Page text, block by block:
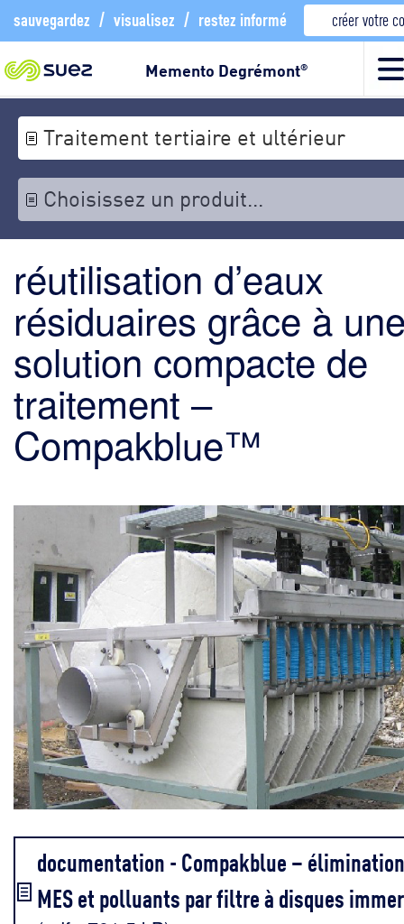
sauvegardez / visualisez / restez informé créer votre
Memento Degrémont®
Traitement tertiaire et ultérieur
Choisissez un produit...
réutilisation d’eaux
résiduaires grâce à
solution compacte de
traitement –
Compakblue™
documentation - Compakblue –
MES et polluants par filtre à disques